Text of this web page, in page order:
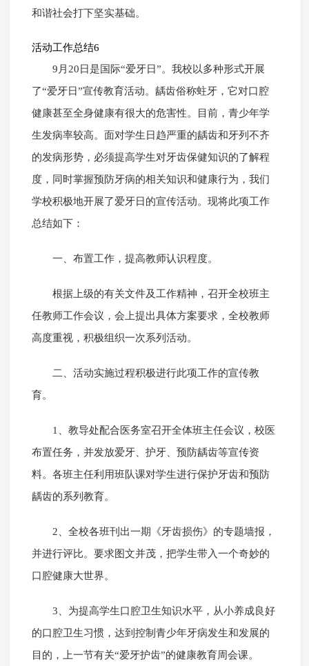
和谐社会打下坚实基础。
活动工作总结6
9月20日是国际“爱牙日”。我校以多种形式开展
了“爱牙日”宣传教育活动。龋齿俗称蛀牙，它对口腔
健康甚至全身健康有很大的危害性。目前，青少年学
生发病率较高。面对学生日趋严重的龋齿和牙列不齐
的发病形势，必须提高学生对牙齿保健知识的了解程
度，同时掌握预防牙病的相关知识和健康行为，我们
学校积极地开展了爱牙日的宣传活动。现将此项工作
总结如下：
一、布置工作，提高教师认识程度。
根据上级的有关文件及工作精神，召开全校班主
任教师工作会议，会上提出具体方案要求，全校教师
高度重视，积极组织一次系列活动。
二、活动实施过程积极进行此项工作的宣传教
育。
1、教导处配合医务室召开全体班主任会议，校医
布置任务，并发放爱牙、护牙、预防龋齿等宣传资
料。各班主任利用班队课对学生进行保护牙齿和预防
龋齿的系列教育。
2、全校各班刊出一期《牙齿损伤》的专题墙报，
并进行评比。要求图文并茂，把学生带入一个奇妙的
口腔健康大世界。
3、为提高学生口腔卫生知识水平，从小养成良好
的口腔卫生习惯，达到控制青少年牙病发生和发展的
目的，上一节有关“爱牙护齿”的健康教育周会课。